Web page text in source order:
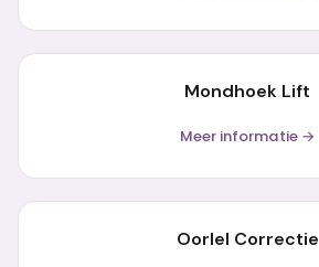
Mondhoek Lift
Meer informatie →
Oorlel Correctie